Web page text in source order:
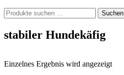
Suchen
nach:
Suchen
stabiler Hundekäfig
Einzelnes Ergebnis wird angezeigt